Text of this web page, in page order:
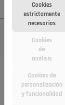
Su cuenta
TODAS
Cookies
estrictamente
necesarias
Cookies
de
análisis
Cookies de
personalización
y funcionalidad